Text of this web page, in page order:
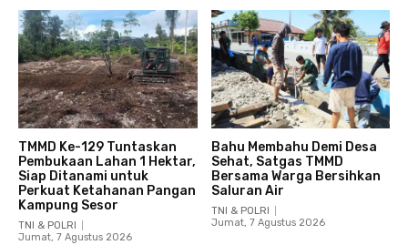
TMMD Ke-129 Tuntaskan
Pembukaan Lahan 1 Hektar,
Siap Ditanami untuk
Perkuat Ketahanan Pangan
Kampung Sesor
TNI & POLRI
Jumat, 7 Agustus 2026
Bahu Membahu Demi Desa
Sehat, Satgas TMMD
Bersama Warga Bersihkan
Saluran Air
TNI & POLRI
Jumat, 7 Agustus 2026